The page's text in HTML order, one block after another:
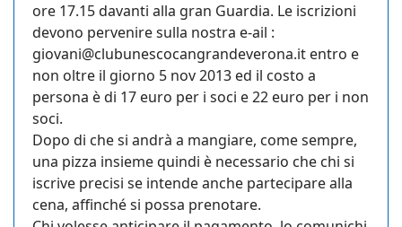
ore 17.15 davanti alla gran Guardia. Le iscrizioni
devono pervenire sulla nostra e-ail :
giovani@clubunescocangrandeverona.it entro e
non oltre il giorno 5 nov 2013 ed il costo a
persona è di 17 euro per i soci e 22 euro per i non
soci.
Dopo di che si andrà a mangiare, come sempre,
una pizza insieme quindi è necessario che chi si
iscrive precisi se intende anche partecipare alla
cena, affinché si possa prenotare.